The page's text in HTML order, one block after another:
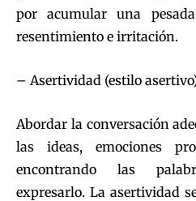
por acumular una
resentimiento e irritación.
– Asertividad (estilo
Abordar la conversación
las ideas, emociones
encontrando las
expresarlo. La asertividad